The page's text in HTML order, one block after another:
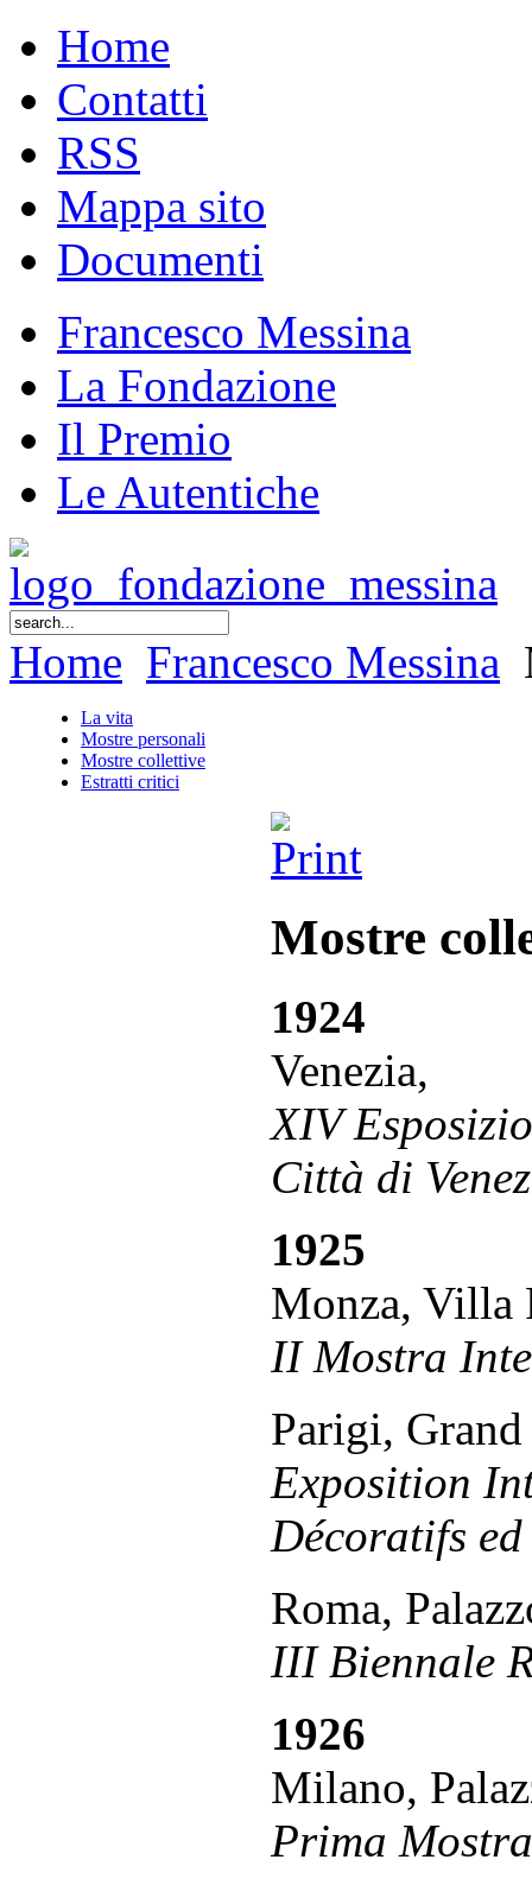
Home
Contatti
RSS
Mappa sito
Documenti
Francesco Messina
La Fondazione
Il Premio
Le Autentiche
Home Francesco Messina
La vita
Mostre personali
Mostre collettive
Estratti critici
Mostre
1924
Venezia,
XIV
Città di
1925
Monza, Villa
II Mostra
Parigi, Grand
Exposition
Décoratifs
Roma,
III Biennale
1926
Milano,
Prima